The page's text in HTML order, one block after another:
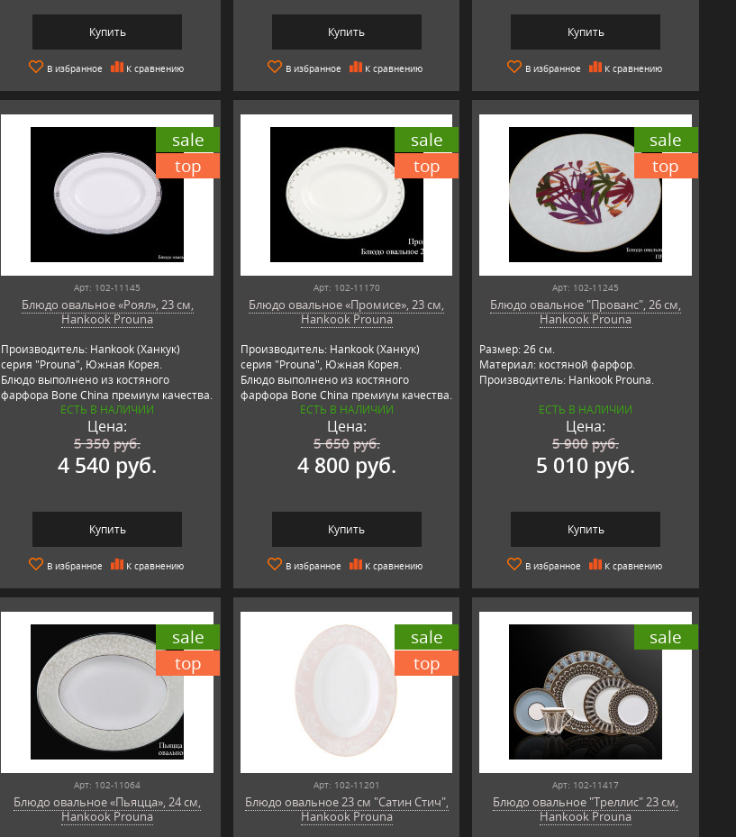
Купить
В избранное К сравнению
Купить
В избранное К сравнению
Купить
В избранное К сравнению
sale
top
Арт: 102-11145
Блюдо овальное «Роял», 23 см,
Hankook Prouna
Производитель: Hankook (Ханкук)
серия "Prouna", Южная Корея.
Блюдо выполнено из костяного
фарфора Bone China премиум качества.
ЕСТЬ В НАЛИЧИИ
Цена:
5 350руб.
4 540 руб.
Купить
В избранное К сравнению
sale
top
Арт: 102-11170
Блюдо овальное «Промисе», 23 см,
Hankook Prouna
Производитель: Hankook (Ханкук)
серия "Prouna", Южная Корея.
Блюдо выполнено из костяного
фарфора Bone China премиум качества.
ЕСТЬ В НАЛИЧИИ
Цена:
5 650 руб.
4 800 руб.
Купить
В избранное К сравнению
sale
top
Арт: 102-11245
Блюдо овальное "Прованс", 26 см,
Hankook Prouna
Размер: 26 см.
Материал: костяной фарфор.
Производитель: Hankook Prouna.
ЕСТЬ В НАЛИЧИИ
Цена:
5 900руб.
5 010 руб.
Купить
В избранное К сравнению
sale
top
Арт: 102-11064
Блюдо овальное «Пьяцца», 24 см,
Hankook Prouna
sale
top
Арт: 102-11201
Блюдо овальное 23 см "Сатин Стич",
Hankook Prouna
sale
Арт: 102-11417
Блюдо овальное "Треллис" 23 см,
Hankook Prouna